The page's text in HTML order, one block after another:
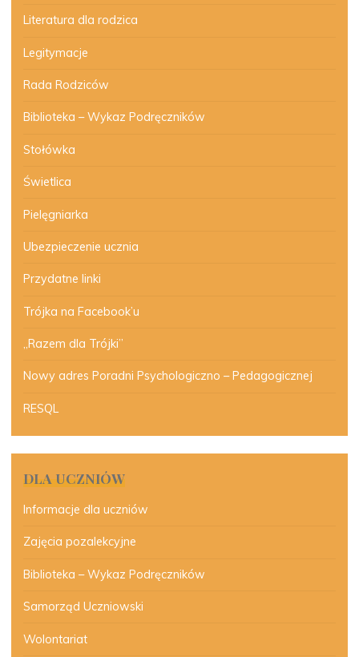
Literatura dla rodzica
Legitymacje
Rada Rodziców
Biblioteka – Wykaz Podręczników
Stołówka
Świetlica
Pielęgniarka
Ubezpieczenie ucznia
Przydatne linki
Trójka na Facebook’u
„Razem dla Trójki”
Nowy adres Poradni Psychologiczno – Pedagogicznej
RESQL
DLA UCZNIÓW
Informacje dla uczniów
Zajęcia pozalekcyjne
Biblioteka – Wykaz Podręczników
Samorząd Uczniowski
Wolontariat